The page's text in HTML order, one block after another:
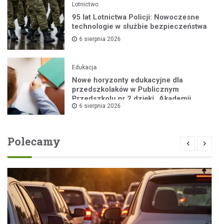
Lotnictwo
95 lat Lotnictwa Policji: Nowoczesne
technologie w służbie bezpieczeństwa
6 sierpnia 2026
Edukacja
Nowe horyzonty edukacyjne dla
przedszkolaków w Publicznym
Przedszkolu nr 2 dzięki „Akademii
Super Przedszkolaka”
6 sierpnia 2026
Polecamy